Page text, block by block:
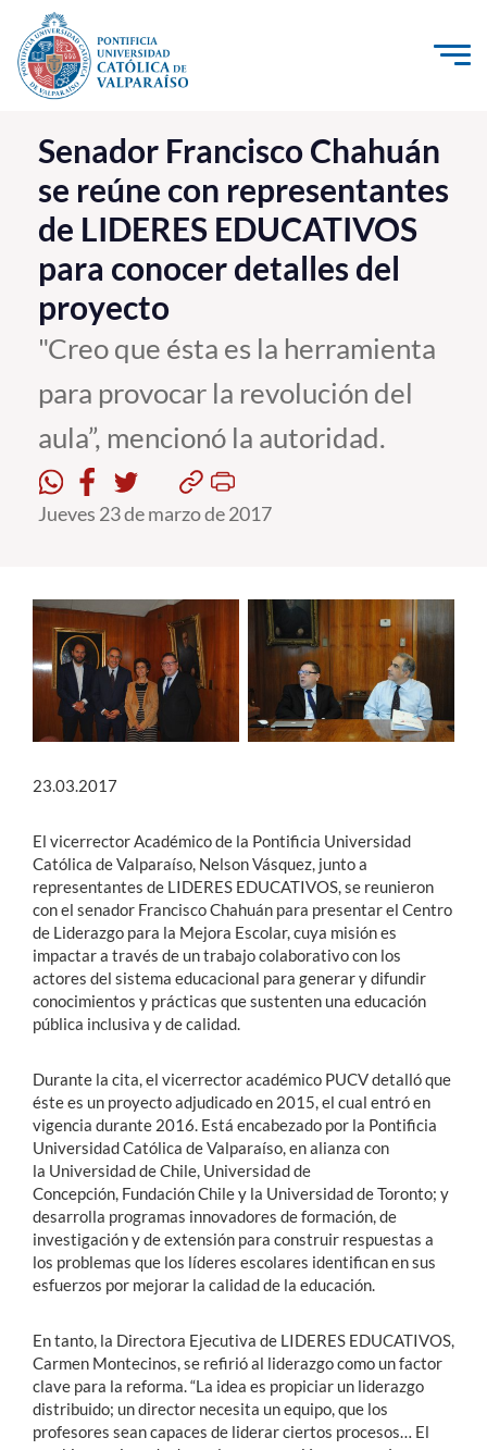
Click acá para ir directamente al contenido
La Universidad
Investigación, Creación e Innovación
PUCV Internacional
Vinculación con el Medio
Admisión
Pregrado
Postgrado
Formación Continua
Funcionarios
Alumni
Senador Francisco Chahuán
se reúne con representantes
de LIDERES EDUCATIVOS
para conocer detalles del
proyecto
"Creo que ésta es la herramienta
para provocar la revolución del
aula”, mencionó la autoridad.
Jueves 23 de marzo de 2017
23.03.2017
El vicerrector Académico de la Pontificia Universidad
Católica de Valparaíso, Nelson Vásquez, junto a
representantes de LIDERES EDUCATIVOS, se reunieron
con el senador Francisco Chahuán para presentar el Centro
de Liderazgo para la Mejora Escolar, cuya misión es
impactar a través de un trabajo colaborativo con los
actores del sistema educacional para generar y difundir
conocimientos y prácticas que sustenten una educación
pública inclusiva y de calidad.
Durante la cita, el vicerrector académico PUCV detalló que
éste es un proyecto adjudicado en 2015, el cual entró en
vigencia durante 2016. Está encabezado por la Pontificia
Universidad Católica de Valparaíso, en alianza con
la Universidad de Chile, Universidad de
Concepción, Fundación Chile y la Universidad de Toronto; y
desarrolla programas innovadores de formación, de
investigación y de extensión para construir respuestas a
los problemas que los líderes escolares identifican en sus
esfuerzos por mejorar la calidad de la educación.
En tanto, la Directora Ejecutiva de LIDERES EDUCATIVOS,
Carmen Montecinos, se refirió al liderazgo como un factor
clave para la reforma. “La idea es propiciar un liderazgo
distribuido; un director necesita un equipo, que los
profesores sean capaces de liderar ciertos procesos… El